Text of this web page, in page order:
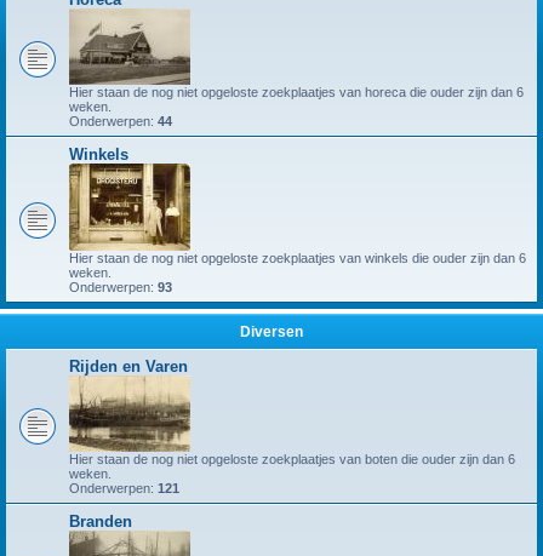
Hier staan de nog niet opgeloste zoekplaatjes van horeca die ouder zijn dan 6
weken.
Onderwerpen: 44
Winkels
Hier staan de nog niet opgeloste zoekplaatjes van winkels die ouder zijn dan 6
weken.
Onderwerpen: 93
Diversen
Rijden en Varen
Hier staan de nog niet opgeloste zoekplaatjes van boten die ouder zijn dan 6
weken.
Onderwerpen: 121
Branden